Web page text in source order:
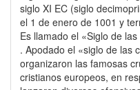
siglo XI EC (siglo
el 1 de enero de 1001 y
Es llamado el «Siglo de
. Apodado el «siglo de las cruzadas», en el siglo XI se
organizaron las famosas
cristianos europeos, en